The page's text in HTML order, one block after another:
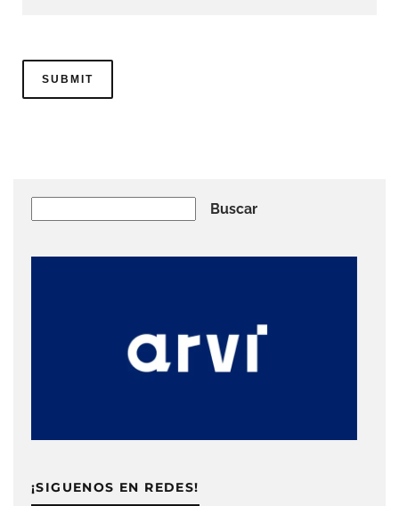
Buscar
¡SIGUENOS EN REDES!